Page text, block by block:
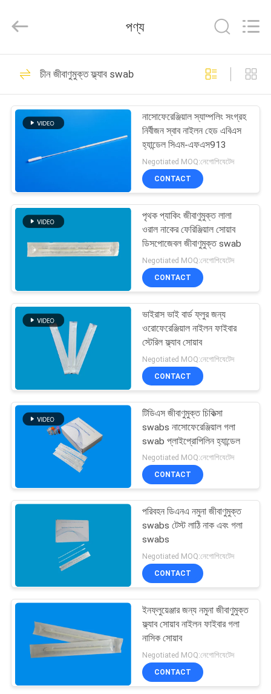
পণ্য
সম্পর্কে
কারখানা
ভ্রমণ
নিয়ন্ত্রণ
যোগাযোগ
খবর
উদ্ধৃতির
সাইট
PRIVACY
POLICY
Reserved.
অনুনাসিক ঝাঁকুনী swabs
32
জীবাণুমুক্ত ফ্ল্যাব swab
12
নাইলন ফ্ল্যাব swabs
12
ক্লিনরুম swabs
ডিসপোজেবল জীবাণুমুক্ত
swab
12
পণ্য
চীন জীবাণুমুক্ত ফ্ল্যাব swab
নাসোফেরেঞ্জিয়াল স্যাম্পলিং সংগ্রহ
নির্বীজন স্বাব নাইলন হেড এবিএস
হ্যান্ডেল সিএম-এফএস913
Negotiated MOQ:নেগোশিযেটেদ
CONTACT
পৃথক প্যাকিং জীবাণুমুক্ত লালা
ওরাল নাকের ফেরিঞ্জিয়াল সোয়াব
ডিসপোজেবল জীবাণুমুক্ত swab
Negotiated MOQ:নেগোশিযেটেদ
CONTACT
ভাইরাস ভাই বার্ড ফ্লুর জন্য
ওরোফেরেঞ্জিয়াল নাইলন ফাইবার
স্টেরিল ফ্ল্যাব সোয়াব
Negotiated MOQ:নেগোশিযেটেদ
CONTACT
টিডিএস জীবাণুমুক্ত চিকিত্সা
swabs নাসোফেরেঞ্জিয়াল গলা
swab প্লাইপ্রোপিলিন হ্যান্ডেল
Negotiated MOQ:নেগোশিযেটেদ
CONTACT
পরিবহন ডিএনএ নমুনা জীবাণুমুক্ত
swabs টেস্ট লাঠি নাক এবং গলা
swabs
Negotiated MOQ:নেগোশিযেটেদ
CONTACT
ইনফ্লুয়েঞ্জার জন্য নমুনা জীবাণুমুক্ত
ফ্ল্যাব সোয়াব নাইলন ফাইবার গলা
নাসিক সোয়াব
Negotiated MOQ:নেগোশিযেটেদ
CONTACT